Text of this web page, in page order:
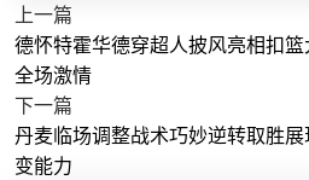
上一篇
德怀特霍华德穿超人披风亮相扣
全场激情
下一篇
丹麦临场调整战术巧妙逆转取胜
变能力